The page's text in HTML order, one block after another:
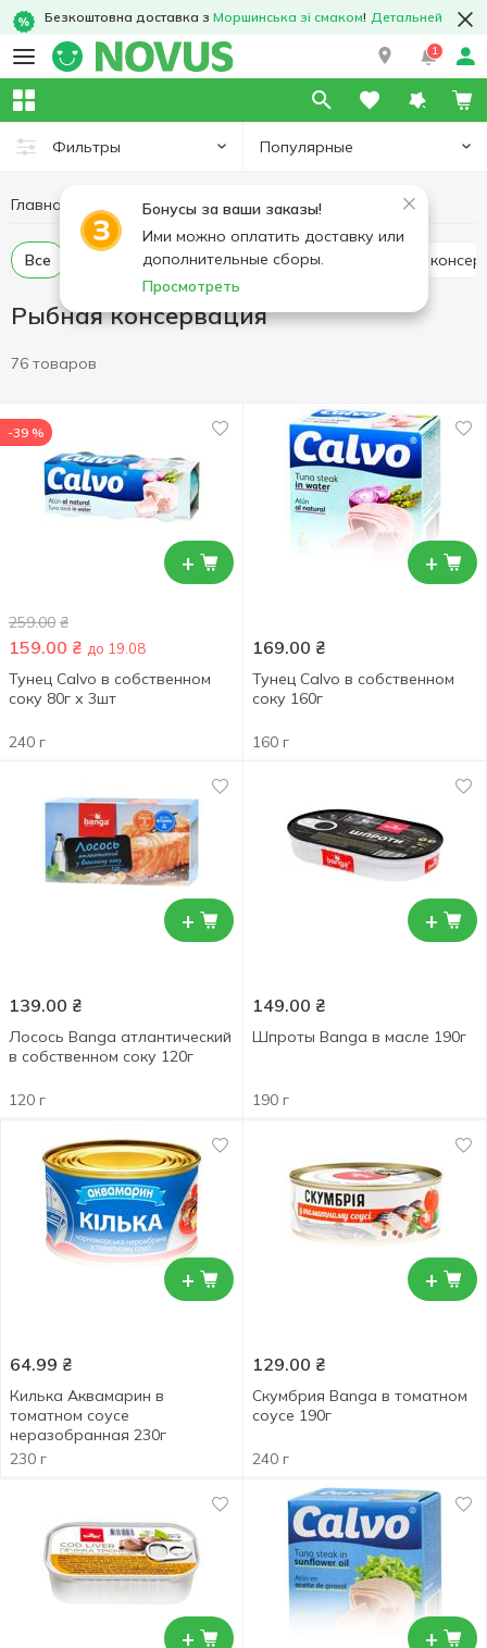
Безкоштовна доставка з Моршинська зі смаком! Детальней
1
Фильтры Популярные
Бонусы за ваши заказы!
Ими можно оплатить доставку или
дополнительные сборы.
Просмотреть
Главная Консервы Рыбная консервация
Все Тунец консервированный Печень трески
Рыбная консервация
76 товаров
+
-39 %
259.00 ₴
159.00 ₴ до 19.08
Тунец Calvo в собственном
соку 80г х 3шт
240 г
+
169.00 ₴
Тунец Calvo в собственном
соку 160г
160 г
+
139.00 ₴
Лосось Banga атлантический
в собственном соку 120г
120 г
+
149.00 ₴
Шпроты Banga в масле 190г
190 г
+
64.99 ₴
Килька Аквамарин в
томатном соусе
неразобранная 230г
230 г
+
129.00 ₴
Скумбрия Banga в томатном
соусе 190г
240 г
+ +